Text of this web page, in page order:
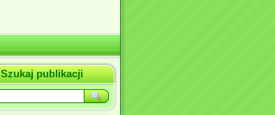
Szukaj publikacji